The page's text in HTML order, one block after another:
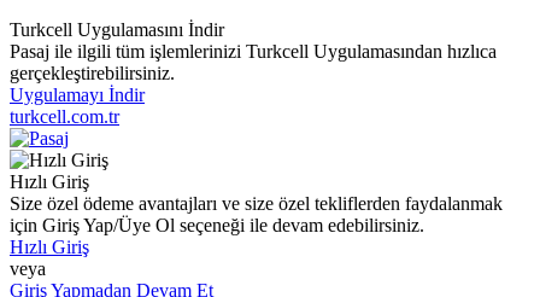
Turkcell Uygulamasını İndir
Pasaj ile ilgili tüm işlemlerinizi Turkcell Uygulamasından hızlıca
gerçekleştirebilirsiniz.
Uygulamayı İndir
turkcell.com.tr
Hızlı Giriş
Size özel ödeme avantajları ve size özel tekliflerden faydalanmak
için Giriş Yap/Üye Ol seçeneği ile devam edebilirsiniz.
Hızlı Giriş
veya
Giriş Yapmadan Devam Et